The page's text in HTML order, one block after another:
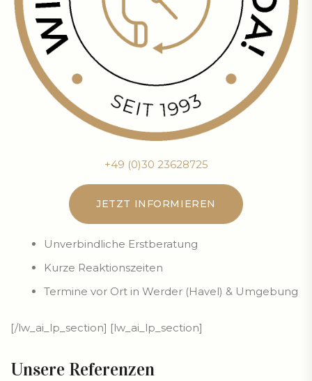
+49 (0)30 23628725
JETZT INFORMIEREN
Unverbindliche Erstberatung
Kurze Reaktionszeiten
Termine vor Ort in Werder (Havel) & Umgebung
[/lw_ai_lp_section] [lw_ai_lp_section]
Unsere Referenzen